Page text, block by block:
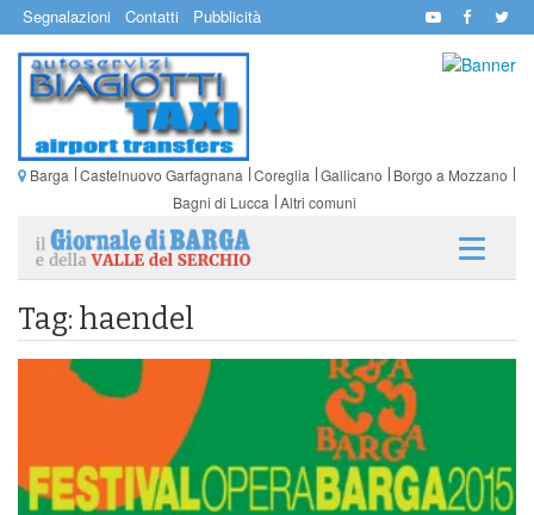
Segnalazioni Contatti Pubblicità
Barga Castelnuovo Garfagnana Coreglia Gallicano
Borgo a Mozzano
Bagni di Lucca Altri comuni
Tag: haendel